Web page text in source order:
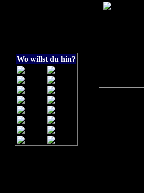
Wo willst du hin?